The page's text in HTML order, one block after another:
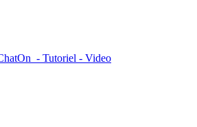
- Tutoriel - Video